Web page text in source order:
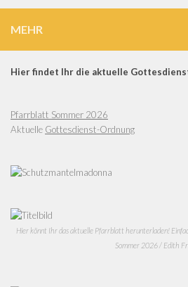
MEHR
Hier findet Ihr die aktuelle
Pfarrblatt Sommer 2026
Aktuelle Gottesdienst-Ordnung
Hier könnt Ihr das aktuelle Pfarrblatt herunterladen!
Sommer 2026 / Edith